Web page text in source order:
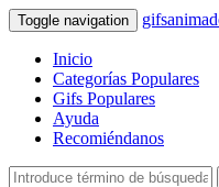
Toggle navigation
Inicio
Categorías Populares
Gifs Populares
Ayuda
Recomiéndanos